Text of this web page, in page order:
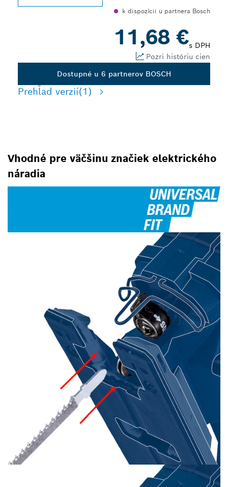
k dispozícii u partnera Bosch
11,68 €s DPH
Pozri históriu cien
Dostupné u 6 partnerov BOSCH
Prehľad verzií(1)
Vhodné pre väčšinu značiek elektrického
náradia